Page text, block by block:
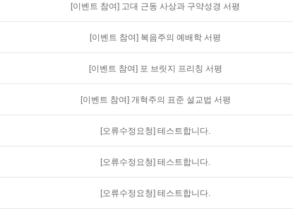
[이벤트 참여] 고대 근동 사상과 구약성경 서평
[이벤트 참여] 복음주의 예배학 서평
[이벤트 참여] 포 브릿지 프리칭 서평
[이벤트 참여] 개혁주의 표준 설교법 서평
[오류수정요청] 테스트합니다.
[오류수정요청] 테스트합니다.
[오류수정요청] 테스트합니다.